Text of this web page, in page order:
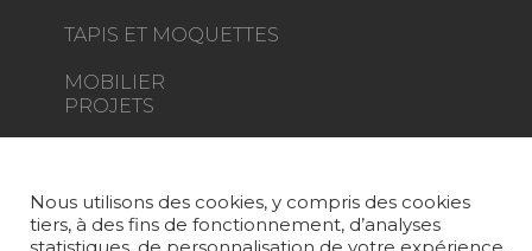
TAPIS ET MOQUETTES
MOBILIER
PROJETS
MAGAZINE
Nous utilisons des cookies, y compris des cookies
tiers, à des fins de fonctionnement, d’analyses